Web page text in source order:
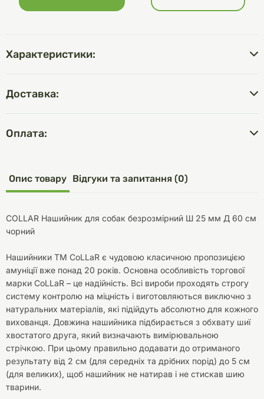
Характеристики:
Доставка:
Оплата:
Опис товару Відгуки та запитання (0)
COLLAR Нашийник для собак безрозмірний Ш 25 мм Д 60 см
чорний
Нашийники ТМ CoLLaR є чудовою класичною пропозицією
амуніції вже понад 20 років. Основна особливість торгової
марки CoLLaR – це надійність. Всі вироби проходять строгу
систему контролю на міцність і виготовляються виключно з
натуральних матеріалів, які підійдуть абсолютно для кожного
вихованця. Довжина нашийника підбирається з обхвату шиї
хвостатого друга, який визначають вимірювальною
стрічкою. При цьому правильно додавати до отриманого
результату від 2 см (для середніх та дрібних порід) до 5 см
(для великих), щоб нашийник не натирав і не стискав шию
тварини.